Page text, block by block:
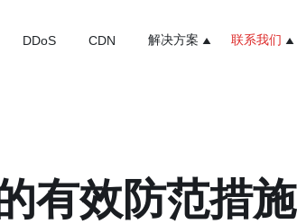
DDoS CDN 解决方案 联系我们
有效防范措施